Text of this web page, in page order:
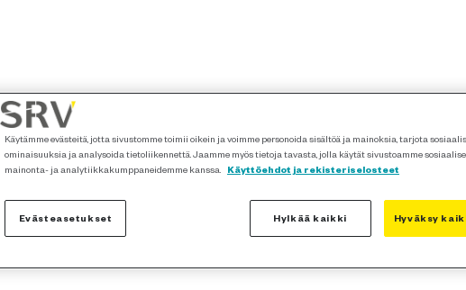
Käytämme evästeitä, jotta sivustomme toimii oikein ja voimme personoida sisältöä ja mainoksia, tarjota
ominaisuuksia ja analysoida tietoliikennettä. Jaamme myös tietoja tavasta, jolla käytät sivustoamme
mainonta- ja analytiikkakumppaneidemme kanssa.
Käyttöehdot ja rekisteriselosteet
Evästeasetukset Hylkää kaikki Hyväksy